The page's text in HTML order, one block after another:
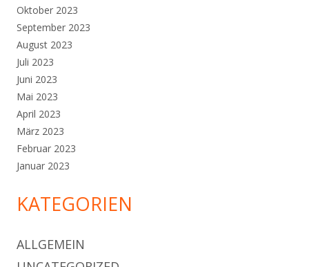
Oktober 2023
September 2023
August 2023
Juli 2023
Juni 2023
Mai 2023
April 2023
März 2023
Februar 2023
Januar 2023
KATEGORIEN
ALLGEMEIN